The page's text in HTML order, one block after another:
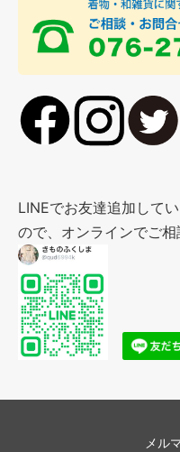
LINEでお友達追加して
ので、オンラインでご相
メル